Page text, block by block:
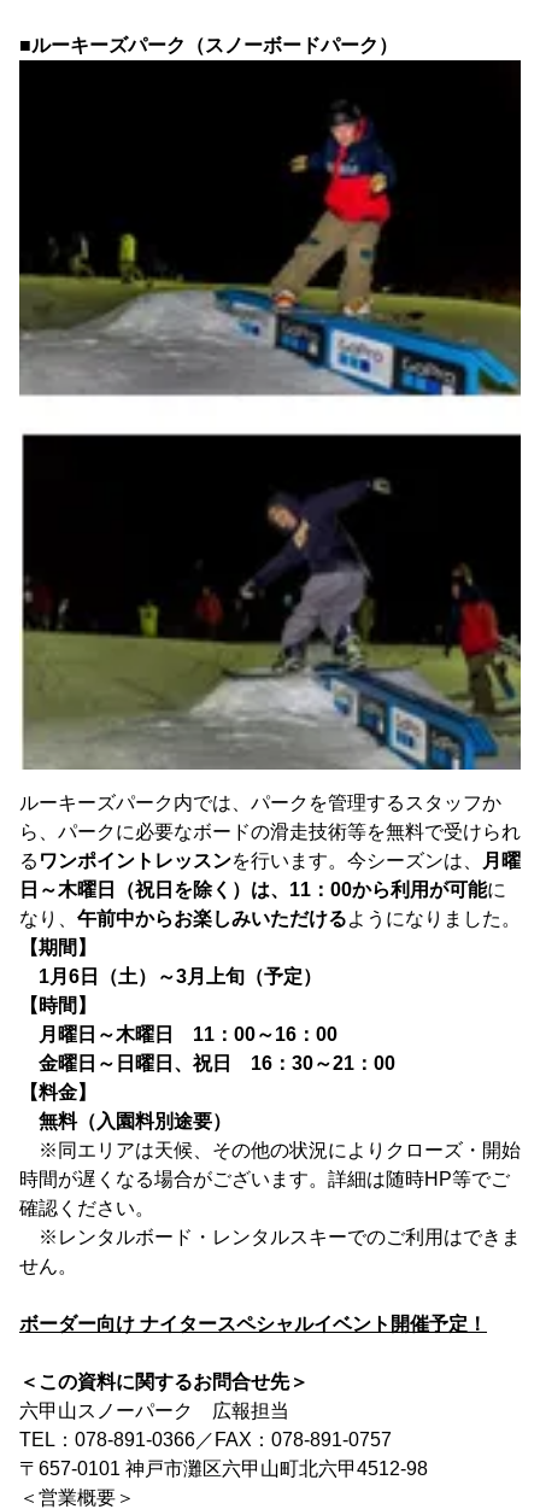
■ルーキーズパーク（スノーボードパーク）
ルーキーズパーク内では、パークを管理するスタッフか
ら、パークに必要なボードの滑走技術等を無料で受けられ
る ワンポイントレッスンを行います。今シーズンは、
月曜
日～木曜日（祝日を除く）は、11：00から利用が可能に
なり、 午前中からお楽しみいただけるようになりました。
【期間】
1月6日（土）～3月上旬（予定）
【時間】
月曜日～木曜日 11：00～16：00
金曜日～日曜日、祝日 16：30～21：00
【料金】
無料（入園料別途要）
※同エリアは天候、その他の状況によりクローズ・開始
時間が遅くなる場合がございます。詳細は随時HP等でご
確認ください。
※レンタルボード・レンタルスキーでのご利用はできま
せん。
ボーダー向け ナイタースペシャルイベント開催予定！
＜この資料に関するお問合せ先＞
六甲山スノーパーク 広報担当
TEL：078-891-0366／FAX：078-891-0757
〒657-0101 神戸市灘区六甲山町北六甲4512-98
＜営業概要＞